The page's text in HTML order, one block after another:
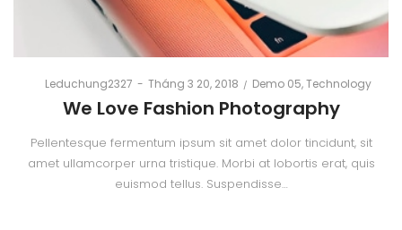
Leduchung2327
Posted
on
Tháng 3 20, 2018
Posted
in
Demo 05 Technology
We Love Fashion Photography
Pellentesque fermentum ipsum sit amet dolor tincidunt, sit
amet ullamcorper urna tristique. Morbi at lobortis erat, quis
euismod tellus. Suspendisse…